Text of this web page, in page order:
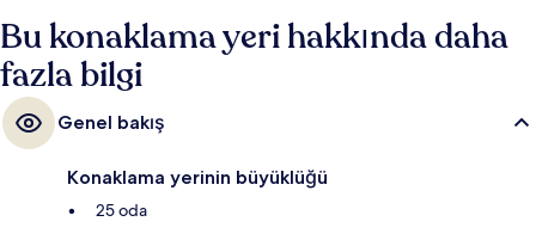
Bu konaklama yeri hakkında daha
fazla bilgi
Genel bakış
Konaklama yerinin büyüklüğü
25 oda